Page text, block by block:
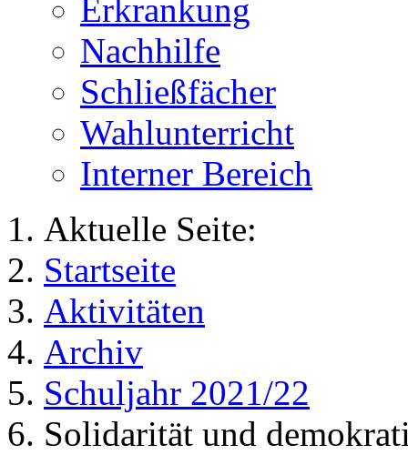
Erkrankung
Nachhilfe
Schließfächer
Wahlunterricht
Interner Bereich
Aktuelle Seite:
Startseite
Aktivitäten
Archiv
Schuljahr 2021/22
Solidarität und